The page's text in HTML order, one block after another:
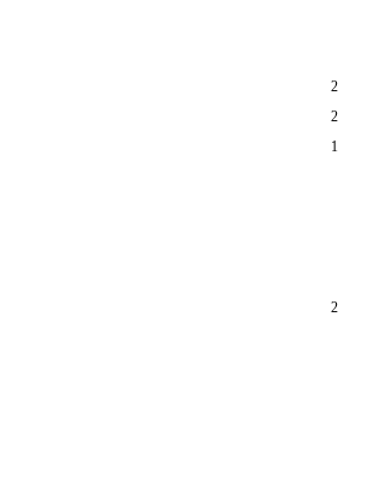
2
2
1
2